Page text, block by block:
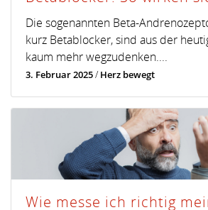
Die sogenannten Beta-
kurz Betablocker, sind aus der
kaum mehr wegzudenken....
3. Februar 2025/Herz bewegt
Wie messe ich richtig